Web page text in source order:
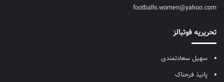
footballs.women@yahoo.com
تحریریه فوتبالز
سهیل سعادتمندی
پانیذ فرحناک